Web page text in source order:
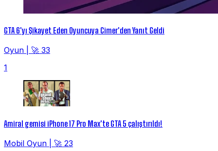
GTA 6'yı Şikayet Eden Oyuncuya Cimer'den Yanıt Geldi
Oyun
🚀 33
1
Amiral gemisi iPhone 17 Pro Max'te GTA 5 çalıştırıldı!
Mobil Oyun
🚀 23